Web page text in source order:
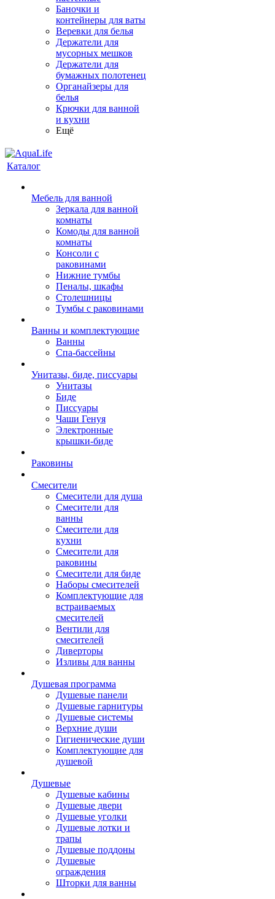
Баночки и
контейнеры для ваты
Веревки для белья
Держатели для
мусорных мешков
Держатели для
бумажных полотенец
Органайзеры для
белья
Крючки для ванной
и кухни
Ещё
Каталог
Мебель для ванной
Зеркала для ванной
комнаты
Комоды для ванной
комнаты
Консоли с
раковинами
Нижние тумбы
Пеналы, шкафы
Столешницы
Тумбы с раковинами
Ванны и комплектующие
Ванны
Спа-бассейны
Унитазы, биде, писсуары
Унитазы
Биде
Писсуары
Чаши Генуя
Электронные
крышки-биде
Раковины
Смесители
Смесители для душа
Смесители для
ванны
Смесители для
кухни
Смесители для
раковины
Смесители для биде
Наборы смесителей
Комплектующие для
встраиваемых
смесителей
Вентили для
смесителей
Диверторы
Изливы для ванны
Душевая программа
Душевые панели
Душевые гарнитуры
Душевые системы
Верхние души
Гигиенические души
Комплектующие для
душевой
Душевые
Душевые кабины
Душевые двери
Душевые уголки
Душевые лотки и
трапы
Душевые поддоны
Душевые
ограждения
Шторки для ванны